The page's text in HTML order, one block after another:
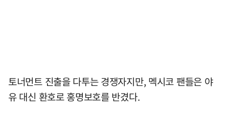
토너먼트 진출을 다투는 경쟁자지만, 멕시코 팬들은 야
유 대신 환호로 홍명보호를 반겼다.